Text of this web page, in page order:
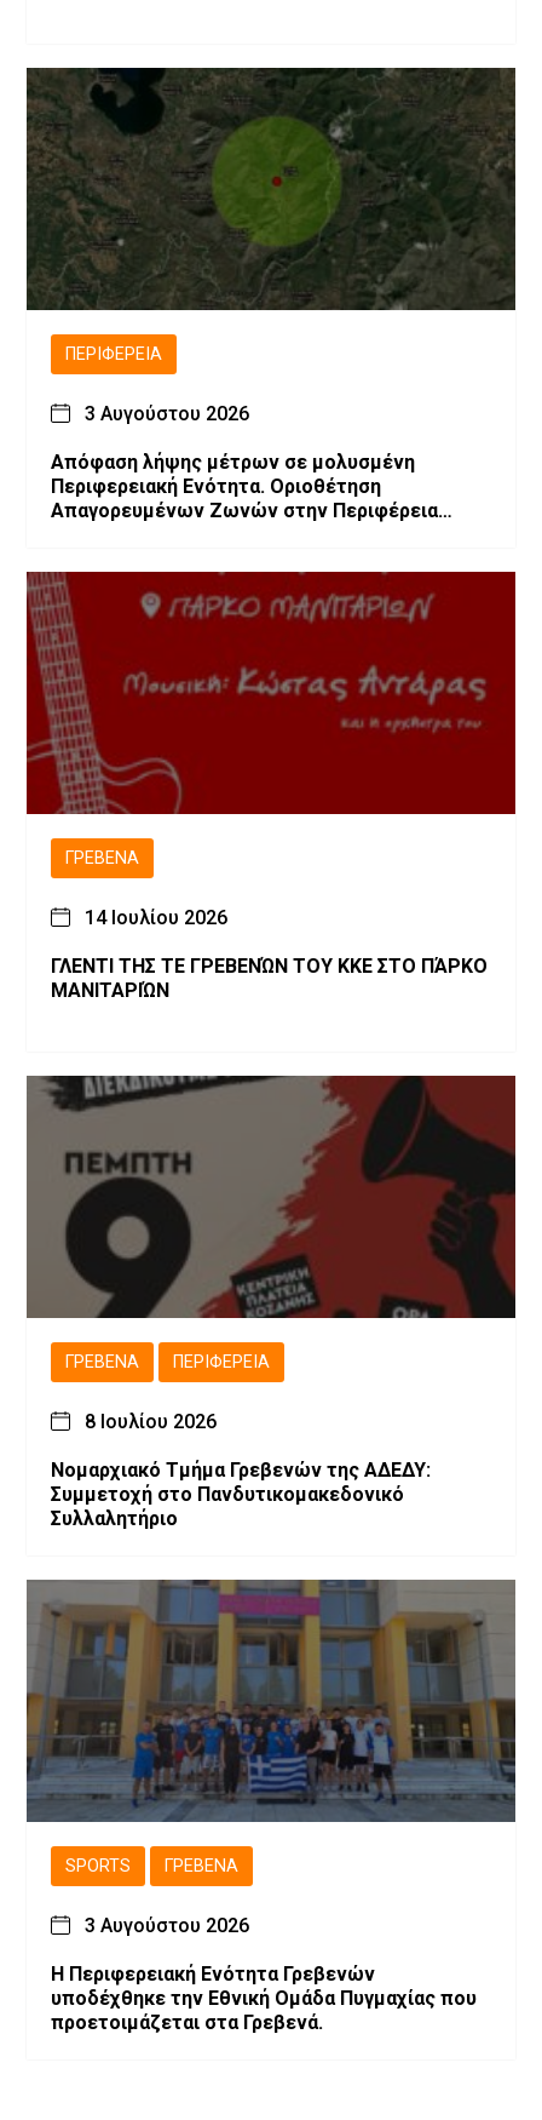
ΠΕΡΙΦΈΡΕΙΑ
3 Αυγούστου 2026
Απόφαση λήψης μέτρων σε μολυσμένη
Περιφερειακή Ενότητα. Οριοθέτηση
Απαγορευμένων Ζωνών στην Περιφέρεια
ΓΡΕΒΕΝΆ
14 Ιουλίου 2026
ΓΛΕΝΤΙ ΤΗΣ ΤΕ ΓΡΕΒΕΝΏΝ ΤΟΥ ΚΚΕ ΣΤΟ ΠΆΡΚΟ
ΜΑΝΙΤΑΡΙΏΝ
ΓΡΕΒΕΝΆ ΠΕΡΙΦΈΡΕΙΑ
8 Ιουλίου 2026
Νομαρχιακό Τμήμα Γρεβενών της ΑΔΕΔΥ:
Συμμετοχή στο Πανδυτικομακεδονικό
Συλλαλητήριο
SPORTS ΓΡΕΒΕΝΆ
3 Αυγούστου 2026
Η Περιφερειακή Ενότητα Γρεβενών
υποδέχθηκε την Εθνική Ομάδα Πυγμαχίας που
προετοιμάζεται στα Γρεβενά.